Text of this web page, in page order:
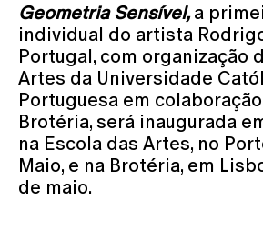
Geometria Sensível,a
individual do artista
Portugal, com organização
Artes da Universidade
Portuguesa em
Brotéria, será inaugurada
na Escola das Artes, no
Maio, e na Brotéria, em
de maio.